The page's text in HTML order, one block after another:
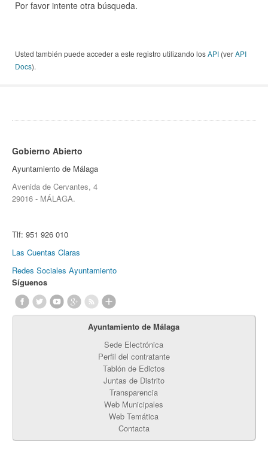
Por favor intente otra búsqueda.
Usted también puede acceder a este registro utilizando losAPI (verAPI
Docs).
Gobierno Abierto
Ayuntamiento de Málaga
Avenida de Cervantes, 4
29016 - MÁLAGA.
Tlf: 951 926 010
Las Cuentas Claras
Redes Sociales Ayuntamiento
Síguenos
Ayuntamiento de Málaga
Sede Electrónica
Perfil del contratante
Tablón de Edictos
Juntas de Distrito
Transparencia
Web Municipales
Web Temática
Contacta